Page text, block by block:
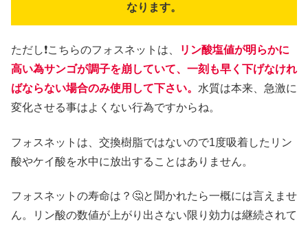
なります。
ただし❗こちらのフォスネットは、
リン酸塩値が明らかに
高い為サンゴが調子を崩していて、一刻も早く下げなけれ
ばならない場合のみ使用して下さい。 水質は本来、急激に
変化させる事はよくない行為ですからね。
フォスネットは、交換樹脂ではないので1度吸着したリン
酸やケイ酸を水中に放出することはありません。
フォスネットの寿命は？🤔と聞かれたら一概には言えませ
ん。リン酸の数値が上がり出さない限り効力は継続されて